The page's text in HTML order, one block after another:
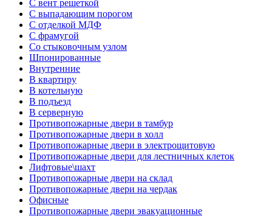
С вент решеткой
С выпадающим порогом
С отделкой МДФ
С фрамугой
Со стыковочным узлом
Шпонированные
Внутренние
В квартиру
В котельную
В подъезд
В серверную
Противопожарные двери в тамбур
Противопожарные двери в холл
Противопожарные двери в электрощитовую
Противопожарные двери для лестничных клеток
Лифтовые\шахт
Противопожарные двери на склад
Противопожарные двери на чердак
Офисные
Противопожарные двери эвакуационные